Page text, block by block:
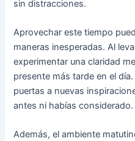
sin distracciones.
Aprovechar este tiempo
maneras inesperadas. Al
experimentar una claridad
presente más tarde en el
puertas a nuevas
antes ni habías considerado.
Además, el ambiente